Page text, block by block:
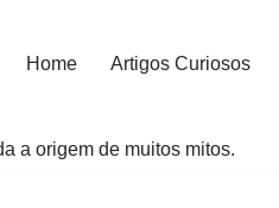
Home Artigos Curiosos
a origem de muitos mitos.